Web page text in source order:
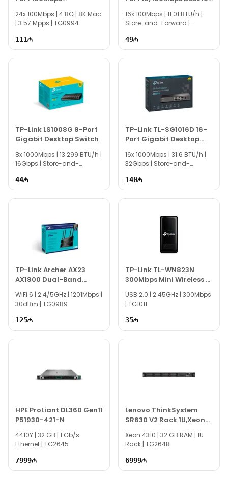
Rackmount Desktop
Switch
24x 100Mbps | 4.8G | 8K Mac
| 3.57 Mpps | TG0994
111
16x 100Mbps | 11.01 BTU/h |
Store-and-Forward |
49
TP-Link LS1008G 8-Port
Gigabit Desktop Switch
8x 1000Mbps | 13.299 BTU/h |
16Gbps | Store-and-
44
TP-Link TL-SG1016D 16-
Port Gigabit Desktop
Rackmount Switch
16x 1000Mbps | 31.6 BTU/h |
32Gbps | Store-and-
140
TP-Link Archer AX23
AX1800 Dual-Band
Wireless Router
WiFi 6 | 2.4/5GHz | 1201Mbps |
30dBm | TG0989
125
TP-Link TL-WN823N
300Mbps Mini Wireless N
USB Adapter
USB 2.0 | 2.45GHz | 300Mbps
| TG1011
35
HPE ProLiant DL360 Gen11
P51930-421-N
4410Y | 32 GB | 1 Gb/s
Ethernet | TG2645
7999
Lenovo ThinkSystem
SR630 V2 Rack 1U,Xeon
4310 32Gb 7Z71A06FEA
Xeon 4310 | 32 GB RAM | 1U
Rack | TG2648
6999